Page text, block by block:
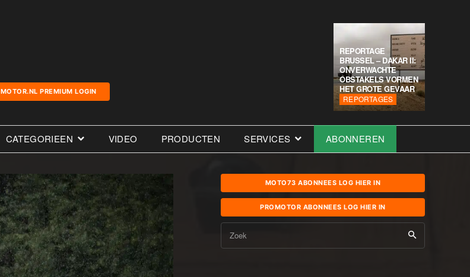
MOTOR.NL PREMIUM LOGIN
REPORTAGE
BRUSSEL – DAKAR II:
ONVERWACHTE
OBSTAKELS VORMEN
HET GROTE GEVAAR
REPORTAGES
CATEGORIEEN VIDEO PRODUCTEN SERVICES ABONNEREN
MOTO73 ABONNEES LOG HIER IN
PROMOTOR ABONNEES LOG HIER IN
Zoek